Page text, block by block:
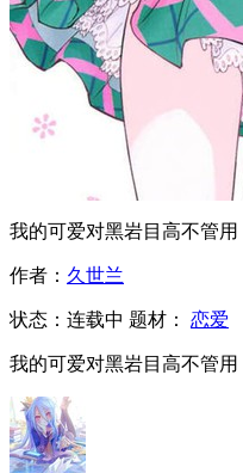
我的可爱对黑岩目高不管用
作者： 久世兰
状态： 连载中 题材： 恋爱
我的可爱对黑岩目高不管用